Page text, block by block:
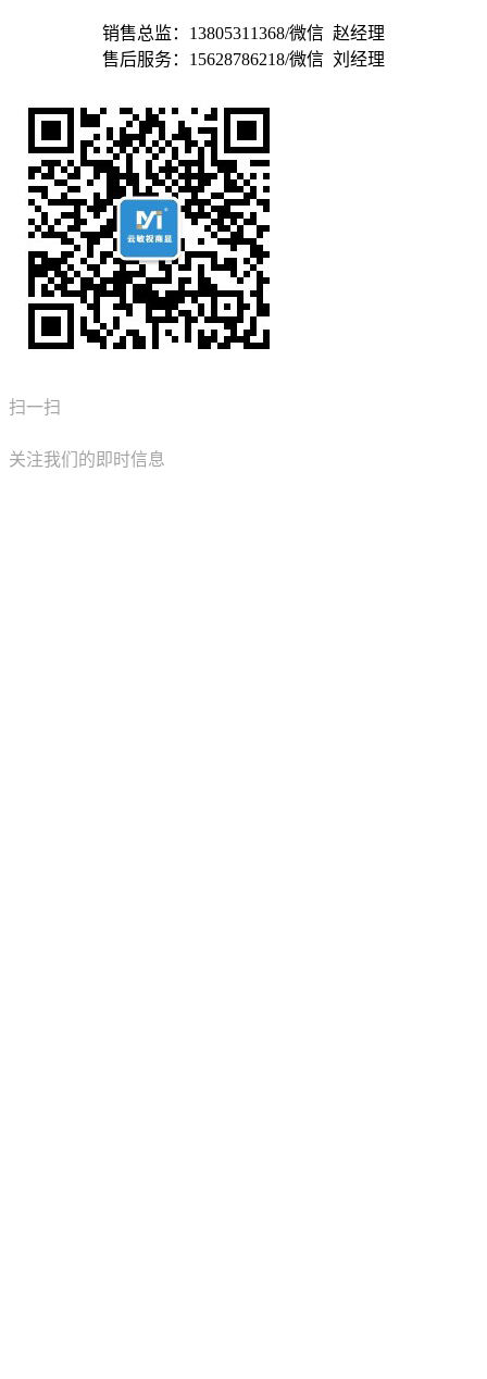
销售总监：13805311368/微信 赵经理
售后服务：15628786218/微信 刘经理
扫一扫
关注我们的即时信息